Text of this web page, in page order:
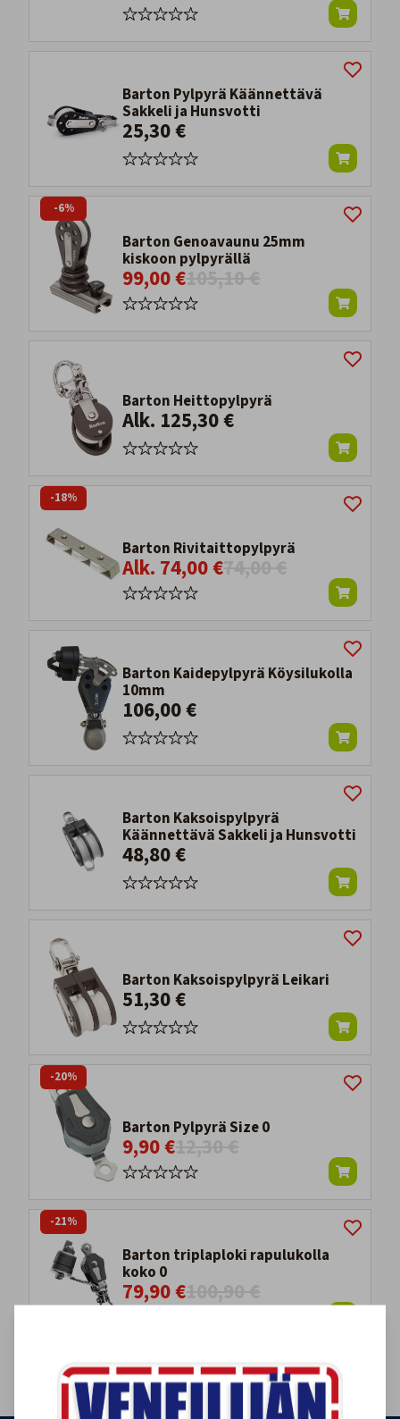
Barton Pylpyrä Käännettävä
Sakkeli ja Hunsvotti
25,30 €
Barton Genoavaunu 25mm
kiskoon pylpyrällä
99,00 €
-6%
Barton Heittopylpyrä
Alk. 125,30 €
Barton Rivitaittopylpyrä
Alk. 74,00 €
-18%
Barton Kaidepylpyrä Köysilukolla
10mm
106,00 €
Barton Kaksoispylpyrä
Käännettävä Sakkeli ja Hunsvotti
48,80 €
Barton Kaksoispylpyrä Leikari
51,30 €
Barton Pylpyrä Size 0
9,90 €
-20%
Barton triplaploki rapulukolla
koko 0
79,90 €
-21%